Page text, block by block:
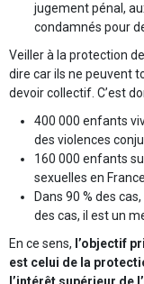
jugement pénal,
condamnés pour
Veiller à la protection
dire car ils ne peuvent
devoir collectif. C’est
400 000 enfants
des violences
160 000 enfants
sexuelles en
Dans 90 % des
des cas, il est un
En ce sens, l’objectif
est celui de la